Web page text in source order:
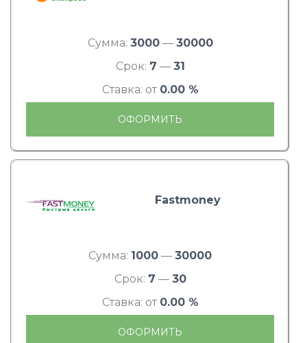
Сумма: 3000— 30000
Срок: 7 — 31
Ставка: от 0.00 %
ОФОРМИТЬ
Fastmoney
Сумма: 1000 — 30000
Срок: 7 — 30
Ставка: от 0.00 %
ОФОРМИТЬ